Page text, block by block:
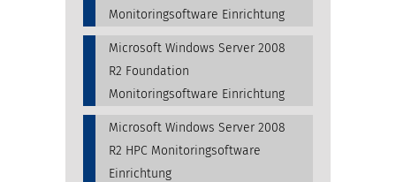
Monitoringsoftware Einrichtung
Microsoft Windows Server 2008
R2 Foundation
Monitoringsoftware Einrichtung
Microsoft Windows Server 2008
R2 HPC Monitoringsoftware
Einrichtung